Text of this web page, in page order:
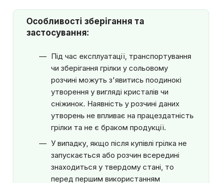
Особливості зберігання та
застосування:
Під час експлуатації, транспортування
чи зберігання грілки у сольовому
розчині можуть з'явитись поодинокі
утворення у вигляді кристалів чи
сніжинок. Наявність у розчині даних
утворень не впливає на працездатність
грілки та не є браком продукції.
У випадку, якщо після купівлі грілка не
запускається або розчин всередині
знаходиться у твердому стані, то
перед першим використанням